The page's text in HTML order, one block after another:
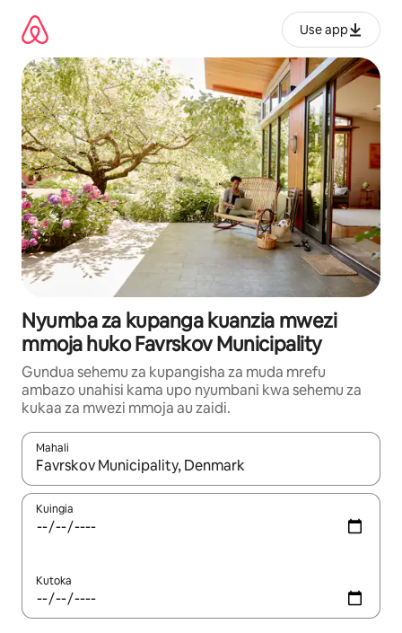
kwenda
kwenye
maudhui
Use app
Nyumba za kupanga kuanzia mwezi
mmoja huko Favrskov Municipality
Gundua sehemu za kupangisha za muda mrefu
ambazo unahisi kama upo nyumbani kwa sehemu za
kukaa za mwezi mmoja au zaidi.
Mahali
Wakati matokeo yanapatikana, vinjari kwa kutumia vitufe vya
Kuingia
Kutoka